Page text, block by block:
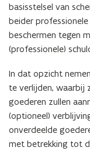
basisstelsel van
beider
beschermen tegen
(professionele)
In dat opzicht
te verlijden, waarbij
goederen zullen
(optioneel)
onverdeelde
met betrekking tot